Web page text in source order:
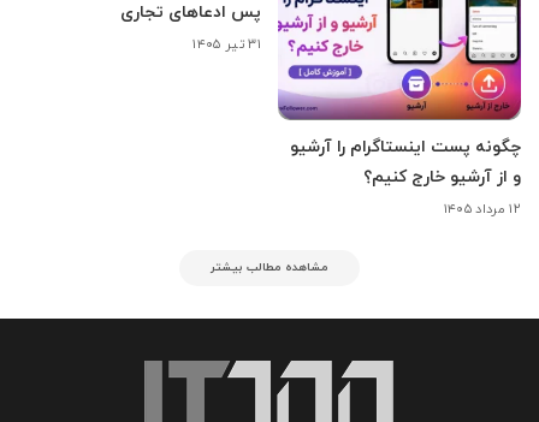
چگونه پست اینستاگرام را آرشیو
و از آرشیو خارج کنیم؟
۱۲ مرداد ۱۴۰۵
پس ادعاهای تجاری
۳۱ تیر ۱۴۰۵
مشاهده مطالب بیشتر